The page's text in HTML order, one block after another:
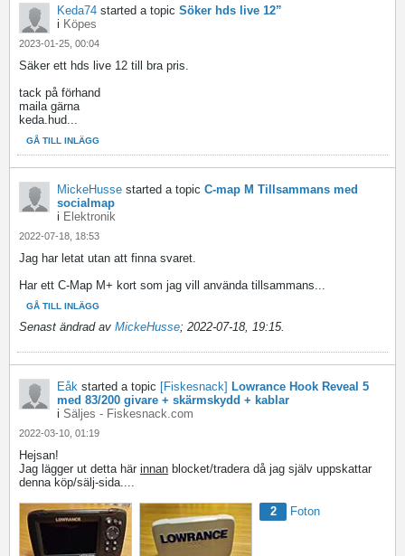
Keda74 started a topic Söker hds live 12”
i Köpes
2023-01-25, 00:04
Säker ett hds live 12 till bra pris.
tack på förhand
maila gärna
keda.hud...
GÅ TILL INLÄGG
MickeHusse started a topic C-map M Tillsammans med
socialmap
i Elektronik
2022-07-18, 18:53
Jag har letat utan att finna svaret.
Har ett C-Map M+ kort som jag vill använda tillsammans...
GÅ TILL INLÄGG
Senast ändrad av MickeHusse; 2022-07-18, 19:15.
Eåk started a topic [Fiskesnack] Lowrance Hook Reveal 5
med 83/200 givare + skärmskydd + kablar
i Säljes - Fiskesnack.com
2022-03-10, 01:19
Hejsan!
Jag lägger ut detta här innan blocket/tradera då jag själv uppskattar
denna köp/sälj-sida....
2 Foton